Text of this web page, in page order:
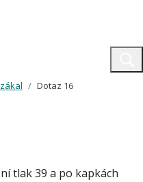
Dotaz 16
tlak 39 a po kapkách